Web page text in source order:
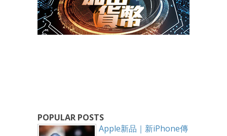
POPULAR POSTS
Apple新品｜新iPhone傳